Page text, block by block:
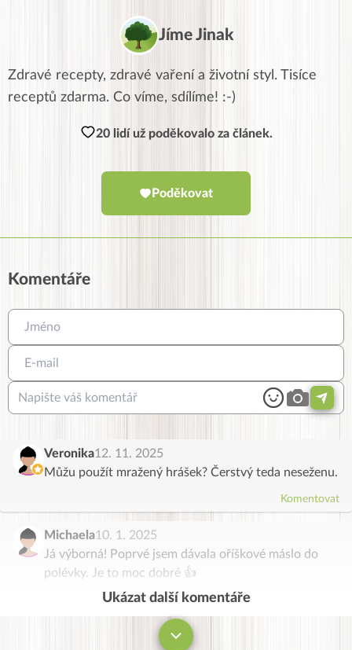
Jíme Jinak
Zdravé recepty, zdravé vaření a životní styl. Tisíce
receptů zdarma. Co víme, sdílíme! :-)
20 lidí už poděkovalo za článek.
Poděkovat
Komentáře
Veronika12. 11. 2025
Můžu použít mražený hrášek? Čerstvý teda neseženu.
Komentovat
Michaela10. 1. 2025
Já výborná! Poprvé jsem dávala oříškové máslo do
polévky. Je to moc dobré 👍
Ukázat další komentáře